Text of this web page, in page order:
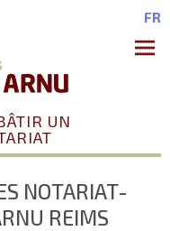
FR
UN
NOTARIAT-
REIMS